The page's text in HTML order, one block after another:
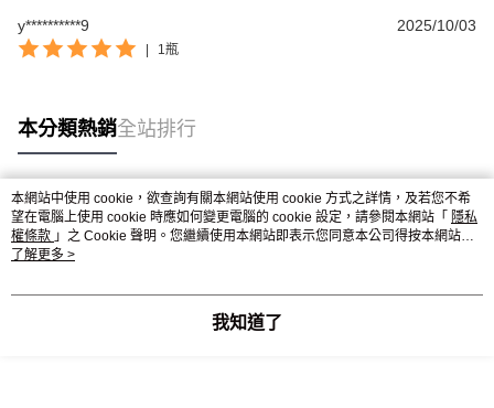
y**********9
2025/10/03
| 1瓶
本分類熱銷全站排行
熱門標籤
本網站中使用 cookie，欲查詢有關本網站使用 cookie 方式之詳情，及若您不希
望在電腦上使用 cookie 時應如何變更電腦的 cookie 設定，請參閱本網站「 隱私
權條款 」之 Cookie 聲明。您繼續使用本網站即表示您同意本公司得按本網站使
用條款之 Cookie 聲明使用 cookie。
了解更多 >
我知道了